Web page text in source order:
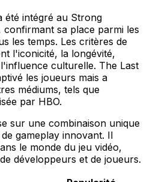
été intégré au Strong
confirmant sa place parmi les
les temps. Les critères de
l'iconicité, la longévité,
culturelle. The Last
les joueurs mais a
médiums, tels que
par HBO.
sur une combinaison unique
gameplay innovant. Il
le monde du jeu vidéo,
développeurs et de joueurs.